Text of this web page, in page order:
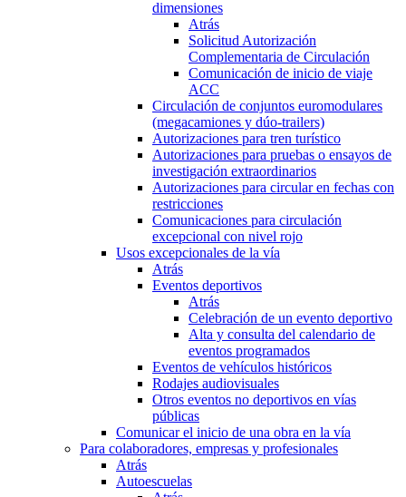
dimensiones
Atrás
Solicitud Autorización
Complementaria de Circulación
Comunicación de inicio de viaje
ACC
Circulación de conjuntos euromodulares
(megacamiones y dúo-trailers)
Autorizaciones para tren turístico
Autorizaciones para pruebas o ensayos de
investigación extraordinarios
Autorizaciones para circular en fechas con
restricciones
Comunicaciones para circulación
excepcional con nivel rojo
Usos excepcionales de la vía
Atrás
Eventos deportivos
Atrás
Celebración de un evento deportivo
Alta y consulta del calendario de
eventos programados
Eventos de vehículos históricos
Rodajes audiovisuales
Otros eventos no deportivos en vías
públicas
Comunicar el inicio de una obra en la vía
Para colaboradores, empresas y profesionales
Atrás
Autoescuelas